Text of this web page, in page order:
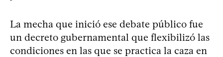
La mecha que inició ese debate público fue
un decreto gubernamental que flexibilizó las
condiciones en las que se practica la caza en